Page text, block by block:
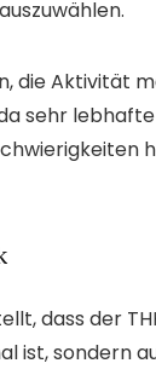
die Aktivität
sehr
dass der
ist, sondern